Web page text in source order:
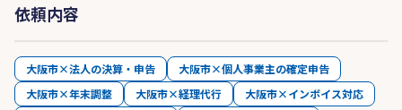
依頼内容
大阪市×法人の決算・申告
大阪市×個人事業主の確定申告
大阪市×年末調整
大阪市×経理代行
大阪市×インボイス対応